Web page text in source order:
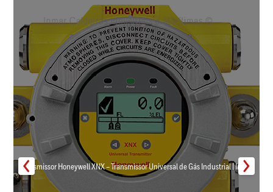
Transmissor Honeywell XNX – Transmissor Universal de Gás Industrial | Inmar